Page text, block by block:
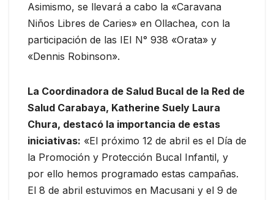
Asimismo, se llevará a cabo la «Caravana
Niños Libres de Caries» en Ollachea, con la
participación de las IEI N° 938 «Orata» y
«Dennis Robinson».
La Coordinadora de Salud Bucal de la Red de
Salud Carabaya, Katherine Suely Laura
Chura, destacó la importancia de estas
iniciativas: «El próximo 12 de abril es el Día de
la Promoción y Protección Bucal Infantil, y
por ello hemos programado estas campañas.
El 8 de abril estuvimos en Macusani y el 9 de